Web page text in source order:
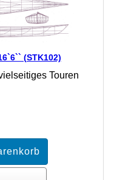
(STK102)
Touren